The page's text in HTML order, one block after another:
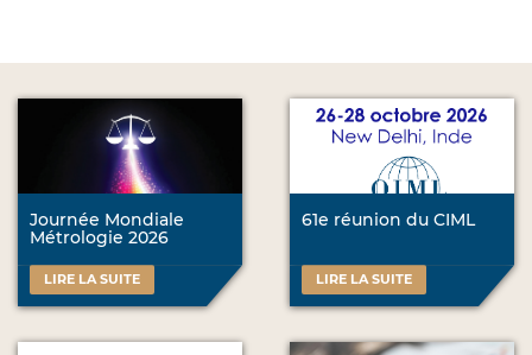
Journée Mondiale
Métrologie 2026
LIRE LA SUITE
61e réunion du CIML
LIRE LA SUITE